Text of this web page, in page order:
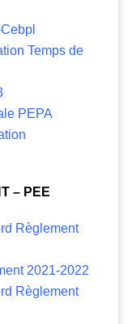
Temps de
PEPA
– PEE
Règlement
2021-2022
Règlement